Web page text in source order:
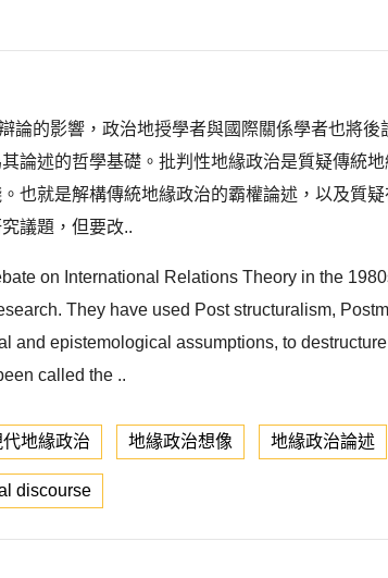
論的影響，政治地授學者與國際關係學者也將
論述的哲學基礎。批判性地緣政治是質疑傳統
也就是解構傳統地緣政治的霸權論述，以及質
議題，但要改..
on International Relations Theory in the
They have used Post structuralism,
and epistemological assumptions, to
called the ..
地緣政治 地緣政治想像 地緣政治論述
discourse